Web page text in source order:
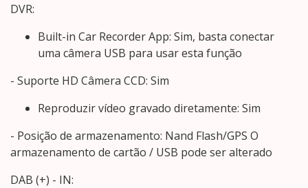
DVR:
Built-in Car Recorder App: Sim, basta conectar
uma câmera USB para usar esta função
- Suporte HD Câmera CCD: Sim
Reproduzir vídeo gravado diretamente: Sim
- Posição de armazenamento: Nand Flash/GPS O
armazenamento de cartão / USB pode ser alterado
DAB (+) - IN: